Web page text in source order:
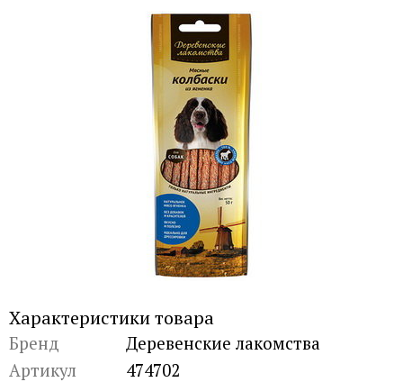
Характеристики товара
Бренд
Деревенские лакомства
Артикул
474702